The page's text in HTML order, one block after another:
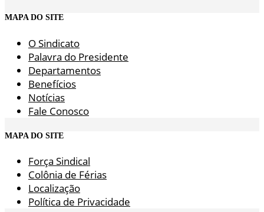
MAPA DO SITE
O Sindicato
Palavra do Presidente
Departamentos
Benefícios
Notícias
Fale Conosco
MAPA DO SITE
Força Sindical
Colônia de Férias
Localização
Política de Privacidade